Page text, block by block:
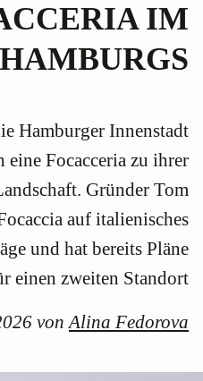
IM
Hamburger Innenstadt
eine Focacceria zu ihrer
Gründer Tom
auf italienisches
und hat bereits Pläne
einen zweiten Standort
von Alina Fedorova